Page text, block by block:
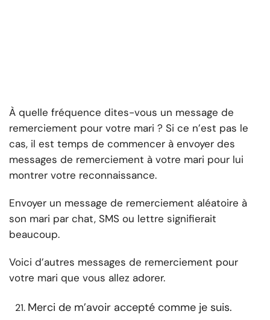
À quelle fréquence dites-vous un message de
remerciement pour votre mari ? Si ce n’est pas le
cas, il est temps de commencer à envoyer des
messages de remerciement à votre mari pour lui
montrer votre reconnaissance.
Envoyer un message de remerciement aléatoire à
son mari par chat, SMS ou lettre signifierait
beaucoup.
Voici d’autres messages de remerciement pour
votre mari que vous allez adorer.
Merci de m’avoir accepté comme je suis.